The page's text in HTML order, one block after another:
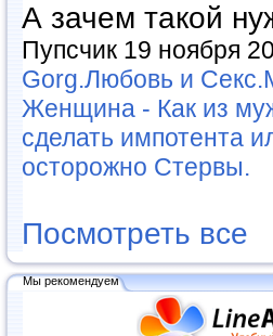
А зачем такой
Пупсчик 19 ноября
Gorg.Любовь и
Женщина - Как из
сделать импотента
осторожно Стервы.
Посмотреть все
Мы рекомендуем